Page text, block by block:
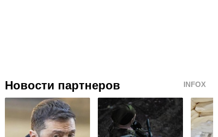
Новости партнеров INFOX